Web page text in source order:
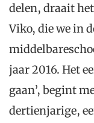
delen, draait
Viko, die we in
jaar 2016. Het
gaan’, begint
dertienjarige,